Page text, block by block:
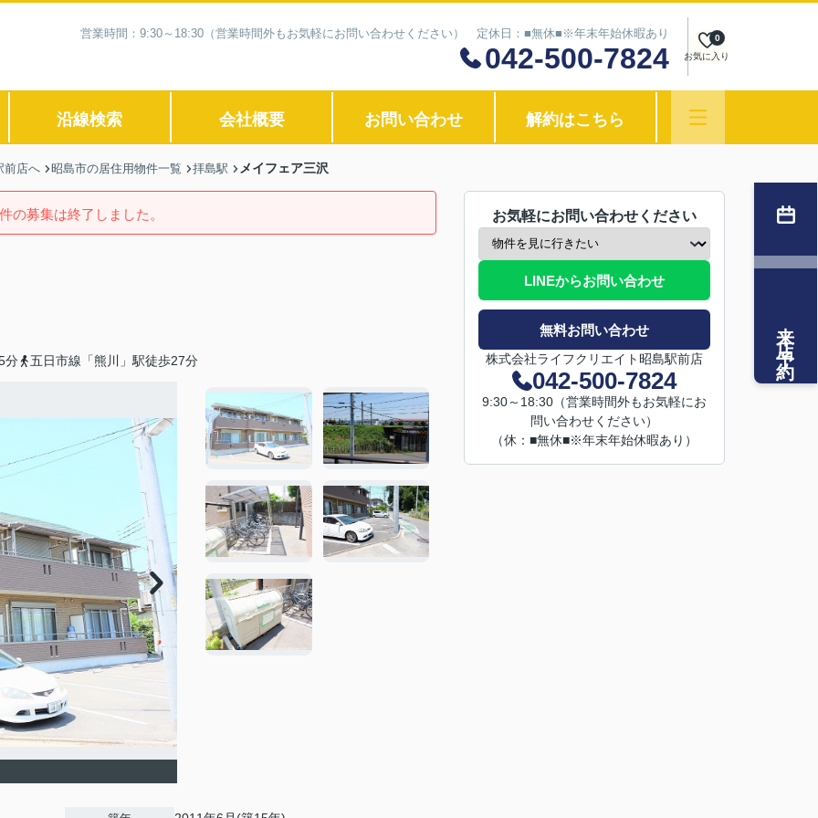
営業時間：9:30～18:30（営業時間外もお気軽にお問い合わせください） 定休日：■無休■※年末年始休暇あり
042-500-7824 お気に入り
0
沿線検索 会社概要 お問い合わせ 解約はこちら
前店へ 昭島市の居住用物件一覧 拝島駅 メイフェア三沢
の募集は終了しました。
分 五日市線「熊川」駅徒歩27分
お気軽にお問い合わせください
LINEからお問い合わせ
無料お問い合わせ
株式会社ライフクリエイト昭島駅前店
042-500-7824
9:30～18:30（営業時間外もお気軽にお
問い合わせください）
（休：■無休■※年末年始休暇あり）
来店予約